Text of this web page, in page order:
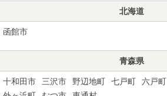
北海道
函館市
青森県
十和田市 三沢市 野辺地町 七戸町 六戸町